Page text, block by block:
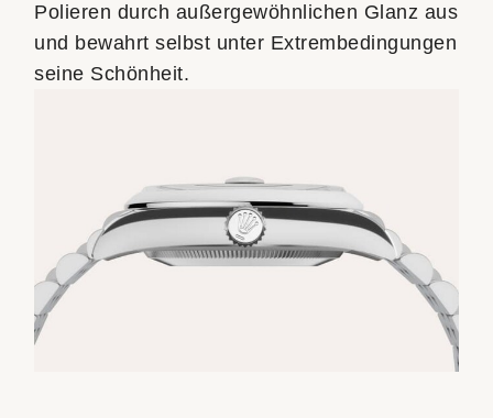
Polieren durch außergewöhnlichen Glanz aus
und bewahrt selbst unter Extrem­bedingungen
seine Schönheit.